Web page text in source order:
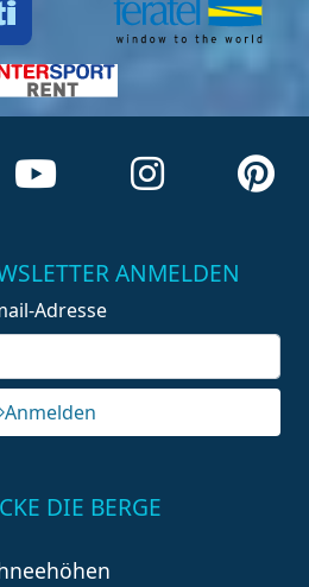
ANMELDEN
Adresse
Anmelden
DIE BERGE